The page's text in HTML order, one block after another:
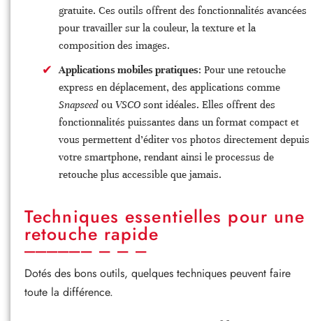
gratuite. Ces outils offrent des fonctionnalités avancées
pour travailler sur la couleur, la texture et la
composition des images.
Applications mobiles pratiques: Pour une retouche
express en déplacement, des applications comme
Snapseed ou VSCO sont idéales. Elles offrent des
fonctionnalités puissantes dans un format compact et
vous permettent d’éditer vos photos directement depuis
votre smartphone, rendant ainsi le processus de
retouche plus accessible que jamais.
Techniques essentielles pour une
retouche rapide
Dotés des bons outils, quelques techniques peuvent faire
toute la différence.